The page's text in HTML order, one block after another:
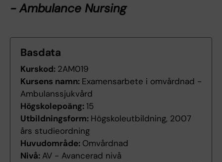
- Ambulance Nursing
Basdata
Kurskod: 2AM019
Kursens namn: Examensarbete i omvårdnad -
Ambulanssjukvård
Högskolepoäng:15
Utbildningsform: Högskoleutbildning, 2007
års studieordning
Huvudområde: Omvårdnad
Nivå: AV - Avancerad nivå